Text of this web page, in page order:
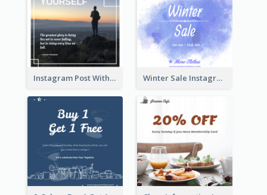
Instagram Post With Quote And Photo Winter Sale Instagram Post In Blue And White